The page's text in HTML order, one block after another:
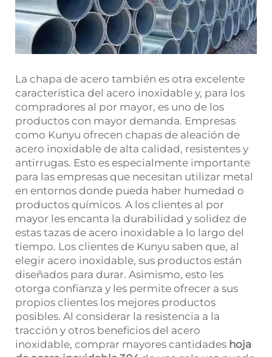
La chapa de acero también es otra excelente
característica del acero inoxidable y, para los
compradores al por mayor, es uno de los
productos con mayor demanda. Empresas
como Kunyu ofrecen chapas de aleación de
acero inoxidable de alta calidad, resistentes y
antirrugas. Esto es especialmente importante
para las empresas que necesitan utilizar metal
en entornos donde pueda haber humedad o
productos químicos. A los clientes al por
mayor les encanta la durabilidad y solidez de
estas tazas de acero inoxidable a lo largo del
tiempo. Los clientes de Kunyu saben que, al
elegir acero inoxidable, sus productos están
diseñados para durar. Asimismo, esto les
otorga confianza y les permite ofrecer a sus
propios clientes los mejores productos
posibles. Al considerar la resistencia a la
tracción y otros beneficios del acero
inoxidable, comprar mayores cantidades hoja